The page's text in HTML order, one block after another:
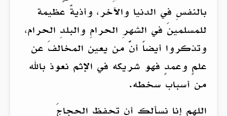
بالنفسِ في الدنيا والآخر، وأذيةٌ عظيمة
للمسلمينَ في الشهرِ الحرامِ والبلدِ الحرام،
وتذكروا أيضاً أنَّ من يعين المخالفَ عن
علمٍ وعمدٍ فهو شريكه في الإثم نعوذ بالله
من أسباب سخطه.
اللهم إنا نسألك أن تحفظ الحجاجَ